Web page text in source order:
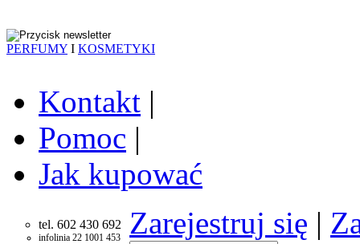
PERFUMY I KOSMETYKI
Kontakt |
Pomoc |
Jak kupować
tel. 602 430 692
infolinia 22 1001 453 Zarejestruj się |